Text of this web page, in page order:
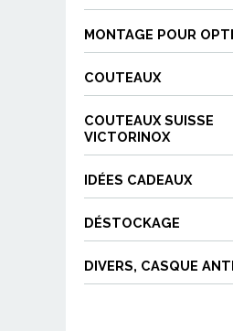
MONTAGE POUR
COUTEAUX
COUTEAUX SUISSE
VICTORINOX
IDÉES CADEAUX
DÉSTOCKAGE
DIVERS, CASQUE